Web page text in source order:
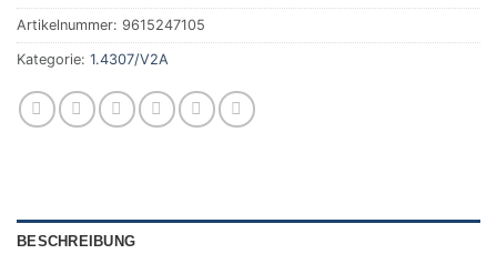
Artikelnummer: 9615247105
Kategorie: 1.4307/V2A
BESCHREIBUNG